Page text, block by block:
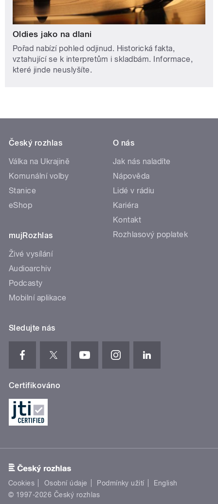
Oldies jako na dlani
Pořad nabízí pohled odjinud. Historická fakta,
vztahující se k interpretům i skladbám. Informace,
které jinde neuslyšíte.
Český rozhlas
Válka na Ukrajině
Komunální volby
Stanice
eShop
mujRozhlas
Živé vysílání
Audioarchiv
Podcasty
Mobilní aplikace
O nás
Jak nás naladíte
Nápověda
Lidé v rádiu
Kariéra
Kontakt
Rozhlasový poplatek
Sledujte nás
Certifikováno
Cookies Osobní údaje Podmínky užití
English
© 1997-2026 Český rozhlas